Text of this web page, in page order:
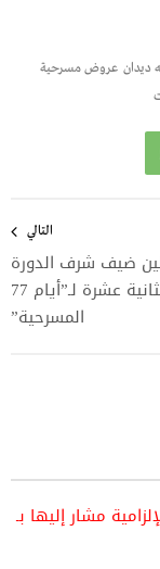
ديدان عروض مسرحية
التالي
ضيف شرف الدورة
الثانية عشرة لـ”أيام 77
المسرحية”
مشار إليها بـ